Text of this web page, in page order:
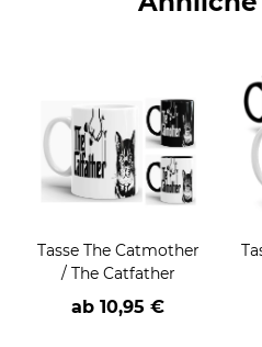
Tasse The Catmother
/ The Catfather
ab 10,95 €